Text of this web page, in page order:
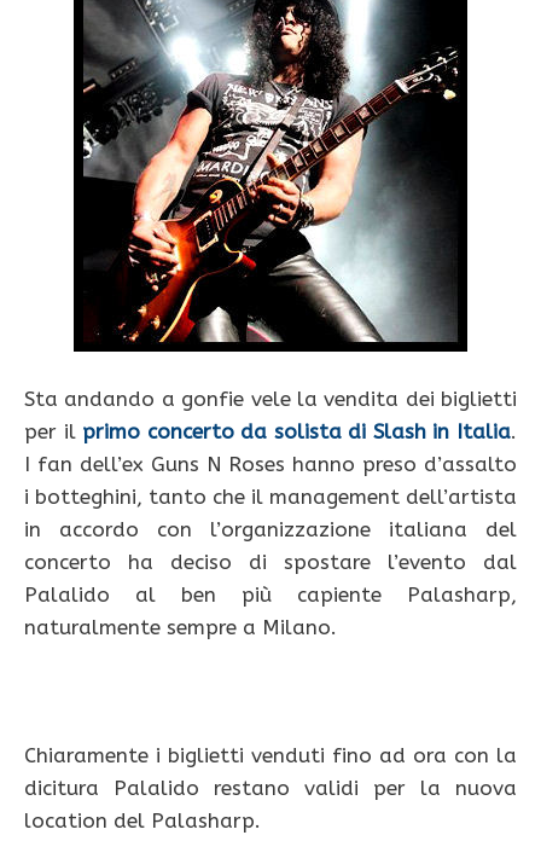
Sta andando a gonfie vele la vendita dei biglietti
per il primo concerto da solista di Slash in Italia.
I fan dell’ex Guns N Roses hanno preso d’assalto
i botteghini, tanto che il management dell’artista
in accordo con l’organizzazione italiana del
concerto ha deciso di spostare l’evento dal
Palalido al ben più capiente Palasharp,
naturalmente sempre a Milano.
Chiaramente i biglietti venduti fino ad ora con la
dicitura Palalido restano validi per la nuova
location del Palasharp.